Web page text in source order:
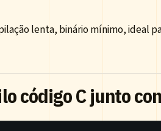
lenta, binário mínimo, ideal
código C junto